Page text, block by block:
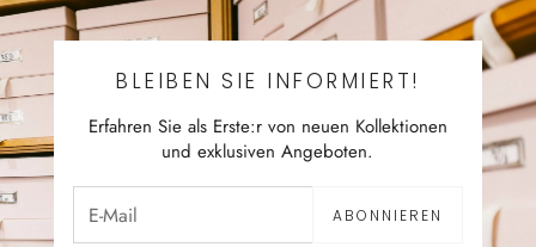
BLEIBEN SIE INFORMIERT!
Erfahren Sie als Erste:r von neuen Kollektionen
und exklusiven Angeboten.
ABONNIEREN